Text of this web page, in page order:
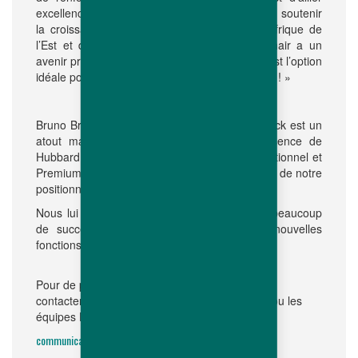
excellence technique et orientation client pour soutenir
la croissance des activités de Hubbard en Afrique de
l’Est et du Sud. Le marché du poulet de chair a un
avenir prometteur dans la région, et Hubbard est l’option
idéale pour en accompagner le développement ! »
Bruno Briand a ajouté « L’expérience de Yannick est un
atout majeur pour renforcer encore la présence de
Hubbard sur les segments de marché Conventionnel et
Premium, et pour poursuivre le développement de notre
positionnement dans la région.
Nous lui souhaitons la bienvenue, ainsi que beaucoup
de succès et d’épanouissement dans ses nouvelles
fonctions. »
Pour de plus amples informations, vous pouvez
contacter votre interlocuteur Hubbard habituel ou les
équipes Hubbard sur :
communication@hubbardbreeders.com